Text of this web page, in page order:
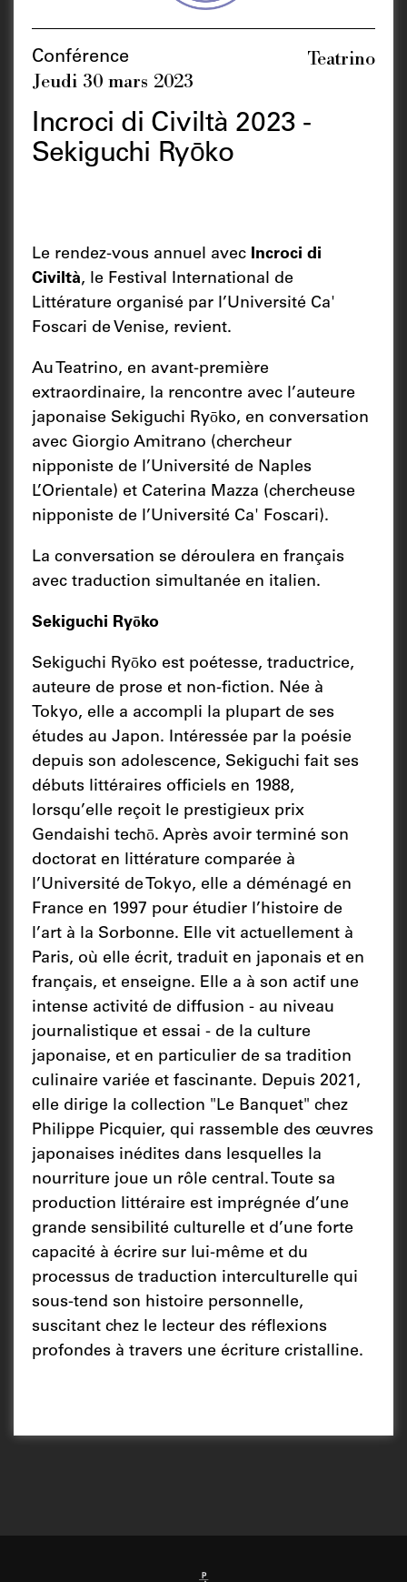
Conférence
Jeudi 30 mars 2023
Teatrino
Incroci di Civiltà 2023 -
Sekiguchi Ryōko
Le rendez-vous annuel avec Incroci di
Civiltà, le Festival International de
Littérature organisé par l’Université Ca'
Foscari de Venise, revient.
Au Teatrino, en avant-première
extraordinaire, la rencontre avec l’auteure
japonaise Sekiguchi Ryōko, en conversation
avec Giorgio Amitrano (chercheur
nipponiste de l’Université de Naples
L’Orientale) et Caterina Mazza (chercheuse
nipponiste de l’Université Ca' Foscari).
La conversation se déroulera en français
avec traduction simultanée en italien.
Sekiguchi Ryōko
Sekiguchi Ryōko est poétesse, traductrice,
auteure de prose et non-fiction. Née à
Tokyo, elle a accompli la plupart de ses
études au Japon. Intéressée par la poésie
depuis son adolescence, Sekiguchi fait ses
débuts littéraires officiels en 1988,
lorsqu’elle reçoit le prestigieux prix
Gendaishi techō. Après avoir terminé son
doctorat en littérature comparée à
l’Université de Tokyo, elle a déménagé en
France en 1997 pour étudier l’histoire de
l’art à la Sorbonne. Elle vit actuellement à
Paris, où elle écrit, traduit en japonais et en
français, et enseigne. Elle a à son actif une
intense activité de diffusion - au niveau
journalistique et essai - de la culture
japonaise, et en particulier de sa tradition
culinaire variée et fascinante. Depuis 2021,
elle dirige la collection "Le Banquet" chez
Philippe Picquier, qui rassemble des œuvres
japonaises inédites dans lesquelles la
nourriture joue un rôle central. Toute sa
production littéraire est imprégnée d’une
grande sensibilité culturelle et d’une forte
capacité à écrire sur lui-même et du
processus de traduction interculturelle qui
sous-tend son histoire personnelle,
suscitant chez le lecteur des réflexions
profondes à travers une écriture cristalline.